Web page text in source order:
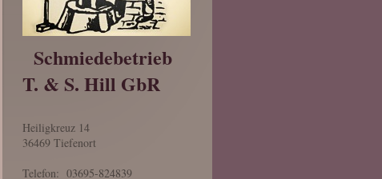
Schmiedebetrieb
T. & S. Hill GbR
Heiligkreuz 14
36469 Tiefenort
Telefon: 03695-824839